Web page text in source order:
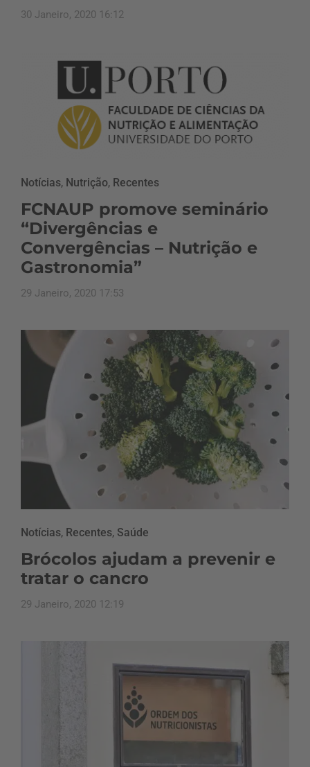
30 Janeiro, 2020 16:12
Notícias, Nutrição, Recentes
FCNAUP promove seminário
“Divergências e
Convergências – Nutrição e
Gastronomia”
29 Janeiro, 2020 17:53
Notícias, Recentes, Saúde
Brócolos ajudam a prevenir e
tratar o cancro
29 Janeiro, 2020 12:19